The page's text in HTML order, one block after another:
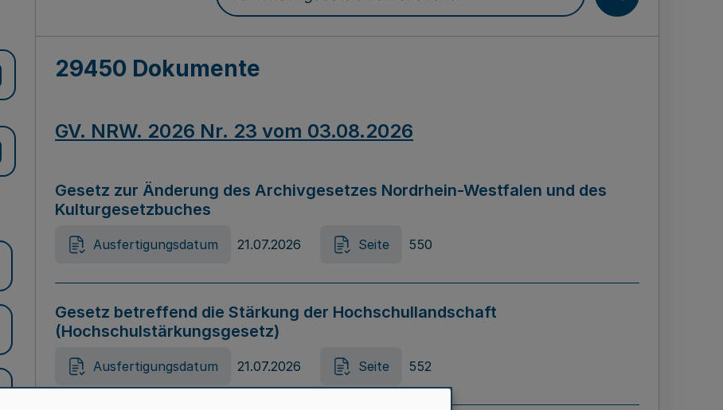
Verkündungsbereich durchsuchen
29450 Dokumente
GV. NRW. 2026 Nr. 23 vom 03.08.2026
Gesetz zur Änderung des Archivgesetzes Nordrhein-Westfalen und des
Kulturgesetzbuches
Ausfertigungsdatum 21.07.2026 Seite 550
Gesetz betreffend die Stärkung der Hochschullandschaft
(Hochschulstärkungsgesetz)
Ausfertigungsdatum 21.07.2026 Seite 552